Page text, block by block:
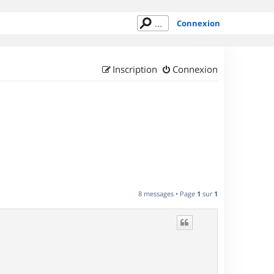
Connexion
Connexion
Inscription
8 messages • Page 1 sur 1